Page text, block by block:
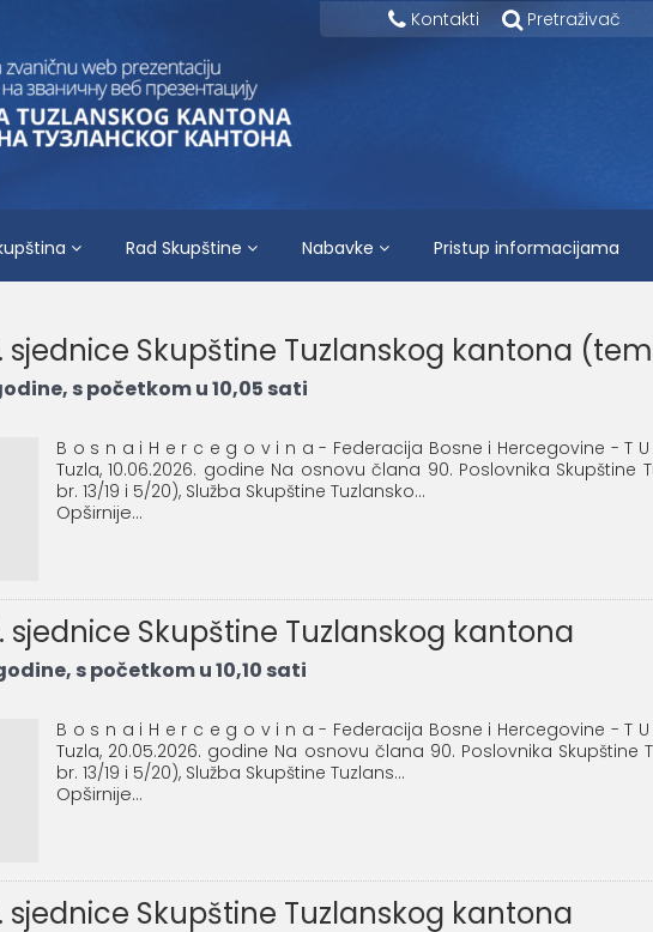
Kontakti Pretraživač
Rad Skupštine Nabavke Pristup informacijama
sjednice Skupštine Tuzlanskog kantona
s početkom u 10,05 sati
B o s n a i H e r c e g o v i n a - Federacija Bosne i Hercegovine - T U
Tuzla, 10.06.2026. godine Na osnovu člana 90. Poslovnika
br. 13/19 i 5/20), Služba Skupštine Tuzlansko...
Opširnije...
sjednice Skupštine Tuzlanskog kantona
s početkom u 10,10 sati
B o s n a i H e r c e g o v i n a - Federacija Bosne i Hercegovine - T U
Tuzla, 20.05.2026. godine Na osnovu člana 90. Poslovnika
br. 13/19 i 5/20), Služba Skupštine Tuzlans...
Opširnije...
sjednice Skupštine Tuzlanskog kantona